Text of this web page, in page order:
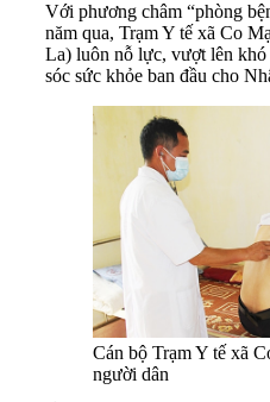
Với phương châm “phòng
năm qua, Trạm Y tế xã Co
La) luôn nỗ lực, vượt lên khó
sóc sức khỏe ban đầu cho
Cán bộ Trạm Y tế xã
người dân